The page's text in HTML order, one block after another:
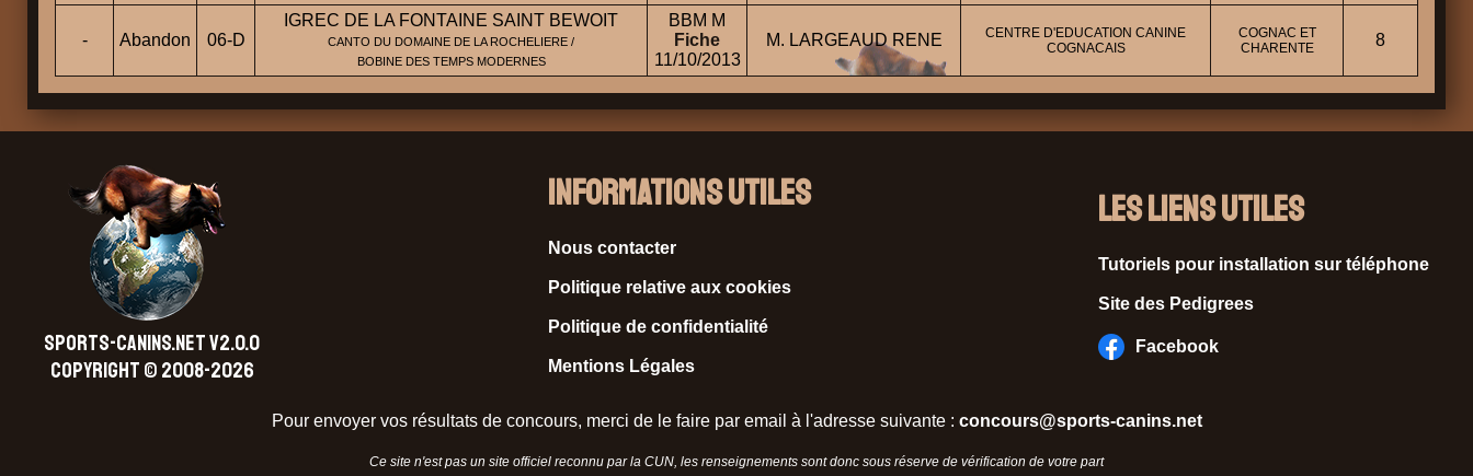
- Abandon 06-D
IGREC DE LA FONTAINE SAINT BEWOIT
CANTO DU DOMAINE DE LA ROCHELIERE /
BOBINE DES TEMPS MODERNES
BBM M
Fiche
11/10/2013
M. LARGEAUD RENE
CENTRE D'EDUCATION CANINE
COGNACAIS
COGNAC ET
CHARENTE
8
SPORTS-CANINS.NET V2.0.0
Copyright © 2008-2026
Informations Utiles
Nous contacter
Politique relative aux cookies
Politique de confidentialité
Mentions Légales
Les liens utiles
Tutoriels pour installation sur téléphone
Site des Pedigrees
Facebook
Pour envoyer vos résultats de concours, merci de le faire par email à l'adresse suivante : concours@sports-canins.net
Ce site n'est pas un site officiel reconnu par la CUN, les renseignements sont donc sous réserve de vérification de votre part